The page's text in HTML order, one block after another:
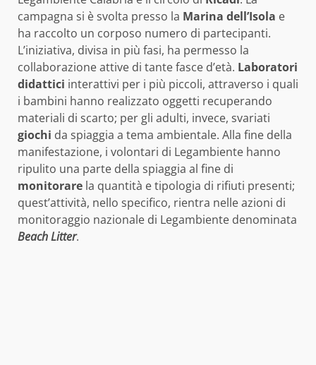
campagna si è svolta presso la Marina dell’Isola e
ha raccolto un corposo numero di partecipanti.
L’iniziativa, divisa in più fasi, ha permesso la
collaborazione attive di tante fasce d’età. Laboratori
didattici interattivi per i più piccoli, attraverso i quali
i bambini hanno realizzato oggetti recuperando
materiali di scarto; per gli adulti, invece, svariati
giochi da spiaggia a tema ambientale. Alla fine della
manifestazione, i volontari di Legambiente hanno
ripulito una parte della spiaggia al fine di
monitorare la quantità e tipologia di rifiuti presenti;
quest’attività, nello specifico, rientra nelle azioni di
monitoraggio nazionale di Legambiente denominata
Beach Litter.